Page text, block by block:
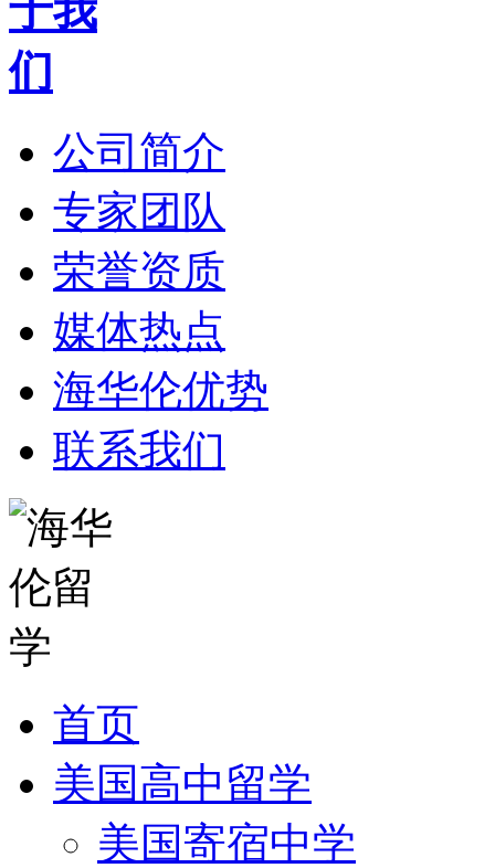
公司简介
专家团队
荣誉资质
媒体热点
海华伦优势
联系我们
首页
美国高中留学
美国寄宿中学